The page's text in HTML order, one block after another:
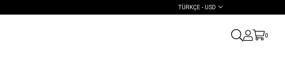
TÜRKÇE - USD
0